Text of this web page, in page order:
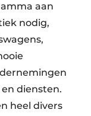
aan
nodig,
diensten.
heel divers